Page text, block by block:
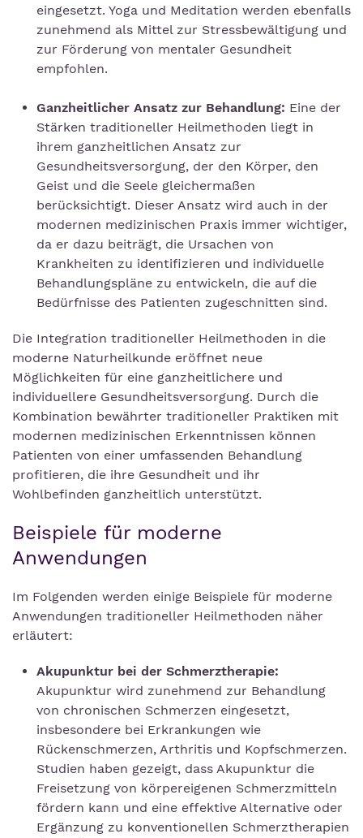
eingesetzt. Yoga und Meditation werden ebenfalls
zunehmend als Mittel zur Stressbewältigung und
zur Förderung von mentaler Gesundheit
empfohlen.
Ganzheitlicher Ansatz zur Behandlung: Eine der
Stärken traditioneller Heilmethoden liegt in
ihrem ganzheitlichen Ansatz zur
Gesundheitsversorgung, der den Körper, den
Geist und die Seele gleichermaßen
berücksichtigt. Dieser Ansatz wird auch in der
modernen medizinischen Praxis immer wichtiger,
da er dazu beiträgt, die Ursachen von
Krankheiten zu identifizieren und individuelle
Behandlungspläne zu entwickeln, die auf die
Bedürfnisse des Patienten zugeschnitten sind.
Die Integration traditioneller Heilmethoden in die
moderne Naturheilkunde eröffnet neue
Möglichkeiten für eine ganzheitlichere und
individuellere Gesundheitsversorgung. Durch die
Kombination bewährter traditioneller Praktiken mit
modernen medizinischen Erkenntnissen können
Patienten von einer umfassenden Behandlung
profitieren, die ihre Gesundheit und ihr
Wohlbefinden ganzheitlich unterstützt.
Beispiele für moderne
Anwendungen
Im Folgenden werden einige Beispiele für moderne
Anwendungen traditioneller Heilmethoden näher
erläutert:
Akupunktur bei der Schmerztherapie:
Akupunktur wird zunehmend zur Behandlung
von chronischen Schmerzen eingesetzt,
insbesondere bei Erkrankungen wie
Rückenschmerzen, Arthritis und Kopfschmerzen.
Studien haben gezeigt, dass Akupunktur die
Freisetzung von körpereigenen Schmerzmitteln
fördern kann und eine effektive Alternative oder
Ergänzung zu konventionellen Schmerztherapien